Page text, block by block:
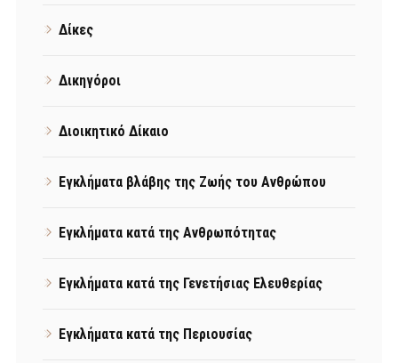
Δίκες
Δικηγόροι
Διοικητικό Δίκαιο
Εγκλήματα βλάβης της Ζωής του Ανθρώπου
Εγκλήματα κατά της Ανθρωπότητας
Εγκλήματα κατά της Γενετήσιας Ελευθερίας
Εγκλήματα κατά της Περιουσίας